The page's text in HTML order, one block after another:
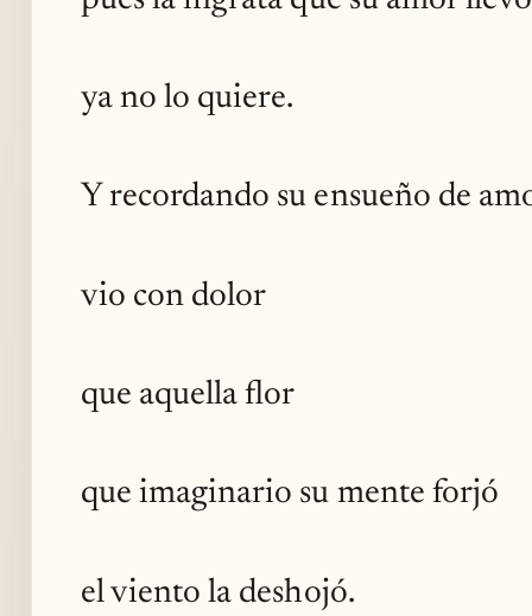
ya no lo quiere.
Y recordando su ensueño de
vio con dolor
que aquella flor
que imaginario su mente forjó
el viento la deshojó.